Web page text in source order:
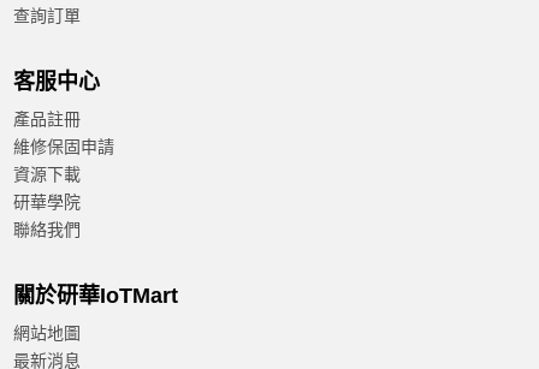
查詢訂單
客服中心
產品註冊
維修保固申請
資源下載
研華學院
聯絡我們
關於研華IoTMart
網站地圖
最新消息